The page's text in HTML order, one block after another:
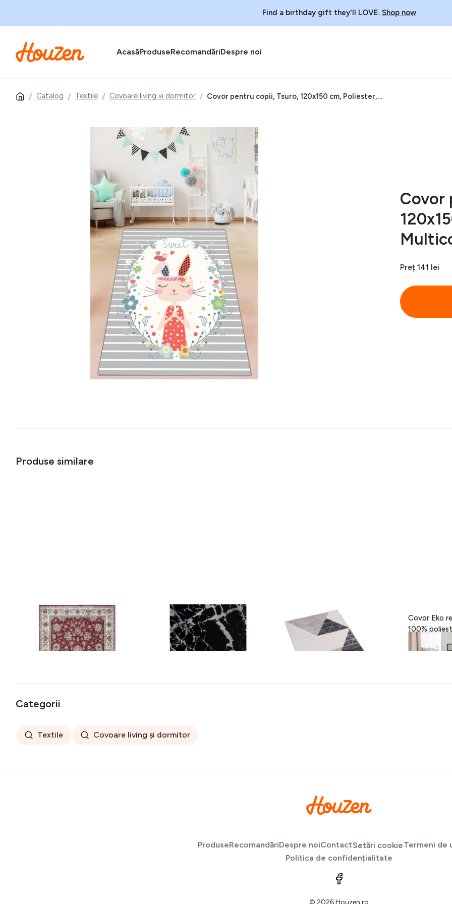
Find a birthday gift they'll LOVE. Shop now
AcasăProduseRecomandăriDespre noi
Catalog Textile Covoare living și dormitor Covor pentru copii, Tsuro, 120x150 cm, Poliester, Multicolor
Covor
Preț 141 lei
Produse similare
Covor rezistent Eko, ALT 05 - Red,
Ivory, 100% poliester, 80 x 150 cm
Covor rezistent SM 21 - Black,
Silver XW, 80x300 cm
441 lei
Covor Eva, Heinner, 160 x 230 cm,
100% poliester, gri
189 lei
Covor Eko
418 lei
Categorii
Textile Covoare living și dormitor
ProduseRecomandăriDespre noiContactSetări cookieTermeni de
Politica de confidențialitate